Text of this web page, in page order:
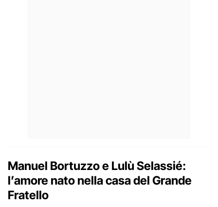
Manuel Bortuzzo e Lulù Selassié:
l’amore nato nella casa del Grande
Fratello